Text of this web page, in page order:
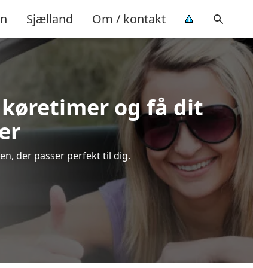
Sjælland Om / kontakt
køretimer og få dit
der passer perfekt til dig.